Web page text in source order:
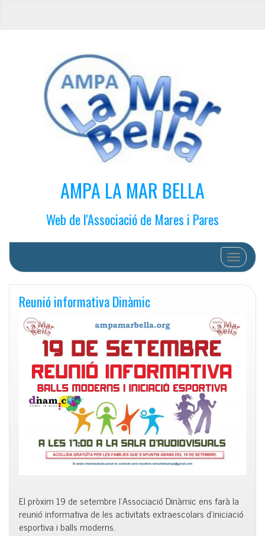
AMPA LA MAR BELLA
Web de l'Associació de Mares i Pares
Cambiar
Reunió informativa Dinàmic
El pròxim 19 de setembre l’Associació Dinàmic ens farà la
reunió informativa de les activitats extraescolars d’iniciació
esportiva i balls moderns.